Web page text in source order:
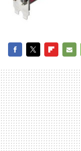
MAIL